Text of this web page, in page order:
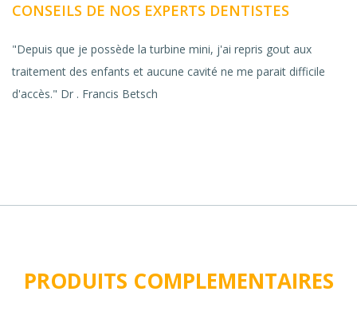
CONSEILS DE NOS EXPERTS DENTISTES
"Depuis que je possède la turbine mini, j'ai repris gout aux
traitement des enfants et aucune cavité ne me parait difficile
d'accès." Dr . Francis Betsch
PRODUITS COMPLEMENTAIRES